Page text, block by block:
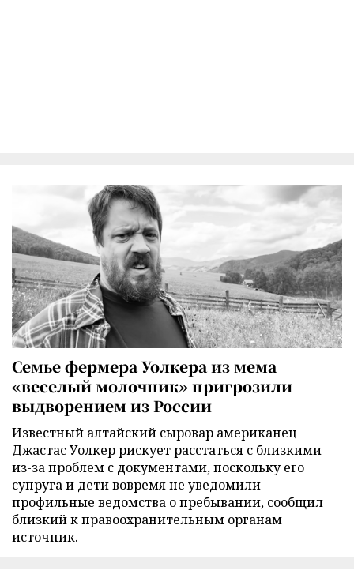
Семье фермера Уолкера из мема
«веселый молочник» пригрозили
выдворением из России
Известный алтайский сыровар американец
Джастас Уолкер рискует расстаться с близкими
из-за проблем с документами, поскольку его
супруга и дети вовремя не уведомили
профильные ведомства о пребывании, сообщил
близкий к правоохранительным органам
источник.